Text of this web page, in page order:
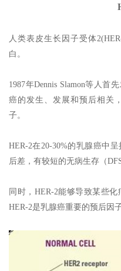
人类表皮生长因子受体
白。
1987年Dennis Slamon等人首
癌的发生、发展和预后相关
子。
HER-2在20-30%的乳腺癌中
后差，有较短的无病生存（
同时，HER-2能够导致某些
HER-2是乳腺癌重要的预后因